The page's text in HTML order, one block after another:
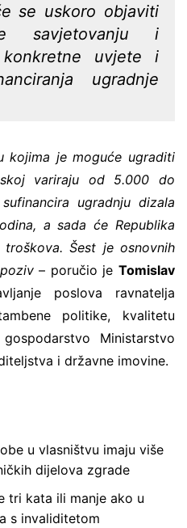
se uskoro objaviti
savjetovanju i
uvjete i
ugradnje
kojima je moguće ugraditi
variraju od 5.000 do
ugradnju dizala
a sada će Republika
Šest je osnovnih
– poručio jeTomislav
poslova ravnatelja
politike, kvalitetu
Ministarstvo
i državne imovine.
u vlasništvu imaju više
dijelova zgrade
tri kata ili manje ako u
s invaliditetom